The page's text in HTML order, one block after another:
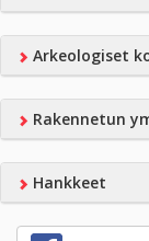
Arkeologiset
Rakennetun
Hankkeet